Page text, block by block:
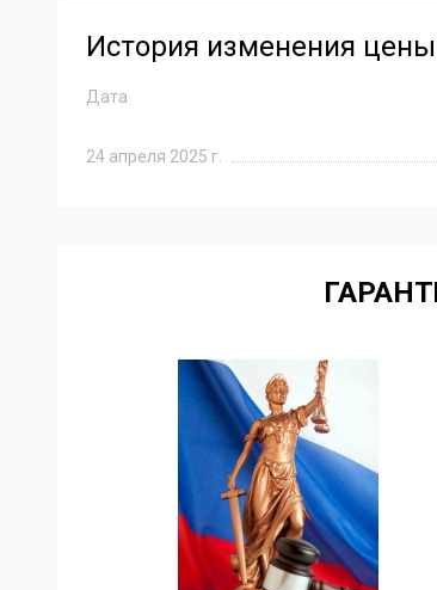
История изменения цены
Дата
24 апреля 2025 г.